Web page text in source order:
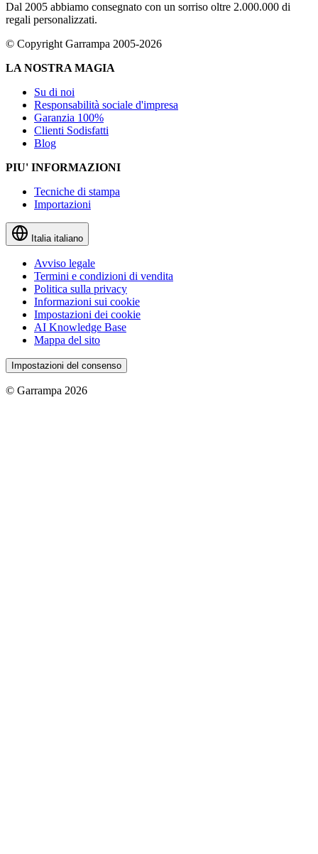
Dal 2005 abbiamo consegnato con un sorriso oltre 2.000.000 di
regali personalizzati.
© Copyright Garrampa 2005-2026
LA NOSTRA MAGIA
Su di noi
Responsabilità sociale d'impresa
Garanzia 100%
Clienti Sodisfatti
Blog
PIU' INFORMAZIONI
Tecniche di stampa
Importazioni
Italia italiano
Avviso legale
Termini e condizioni di vendita
Politica sulla privacy
Informazioni sui cookie
Impostazioni dei cookie
AI Knowledge Base
Mappa del sito
Impostazioni del consenso
© Garrampa 2026